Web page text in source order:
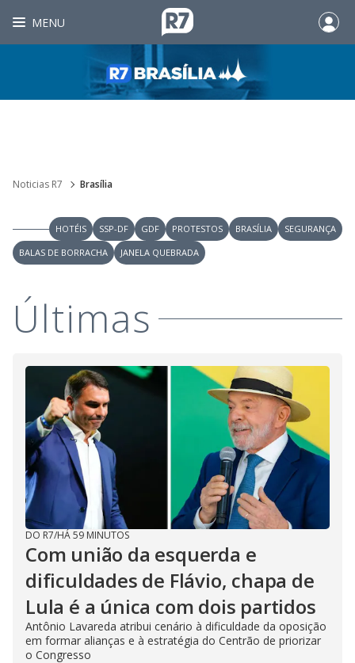
MENU
Noticias R7 Brasília
HOTÉIS SSP-DF GDF PROTESTOS BRASÍLIA
SEGURANÇA
BALAS DE BORRACHA
JANELA QUEBRADA
Últimas
DO R7/HÁ 59 MINUTOS
Com união da esquerda e
dificuldades de Flávio, chapa de
Lula é a única com dois partidos
Antônio Lavareda atribui cenário à dificuldade da oposição
em formar alianças e à estratégia do Centrão de priorizar
o Congresso